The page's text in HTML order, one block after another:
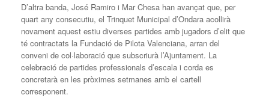
D’altra banda, José Ramiro i Mar Chesa han avançat que, per
quart any consecutiu, el Trinquet Municipal d’Ondara acollirà
novament aquest estiu diverses partides amb jugadors d’elit que
té contractats la Fundació de Pilota Valenciana, arran del
conveni de col·laboració que subscriurà l’Ajuntament. La
celebració de partides professionals d’escala i corda es
concretarà en les pròximes setmanes amb el cartell
corresponent.